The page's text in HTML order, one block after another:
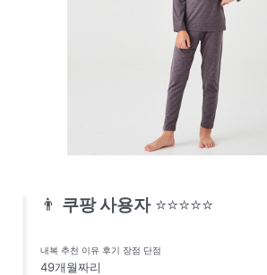
👨 쿠팡 사용자 ⭐⭐⭐⭐⭐
내복 추천 이유 후기 장점 단점
49개월짜리